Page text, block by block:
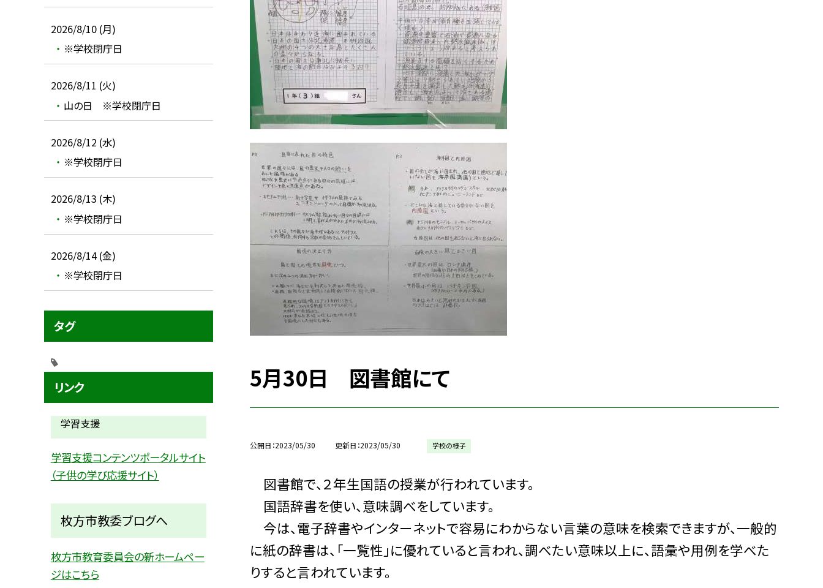
5月30日 図書館にて
公開日 2023/05/30 更新日 2023/05/30 学校の様子
図書館で、２年生国語の授業が行われています。
国語辞書を使い、意味調べをしています。
今は、電子辞書やインターネットで容易にわからない言葉の意味を検索できますが、一般的
に紙の辞書は、「一覧性」に優れていると言われ、調べたい意味以上に、語彙や用例を学べた
りすると言われています。
2026/8/10 (月)
※学校閉庁日
2026/8/11 (火)
山の日 ※学校閉庁日
2026/8/12 (水)
※学校閉庁日
2026/8/13 (木)
※学校閉庁日
2026/8/14 (金)
※学校閉庁日
タグ
リンク
学習支援
学習支援コンテンツポータルサイト
（子供の学び応援サイト）
枚方市教委ブログへ
枚方市教育委員会の新ホームペー
ジはこちら